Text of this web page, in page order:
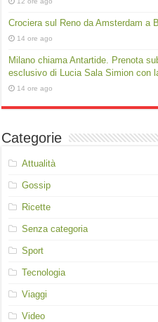
Crociera sul Reno da Amsterdam a
14 ore ago
Milano chiama Antartide. Prenota
esclusivo di Lucia Sala Simion con
14 ore ago
Categorie
Attualità
Gossip
Ricette
Senza categoria
Sport
Tecnologia
Viaggi
Video